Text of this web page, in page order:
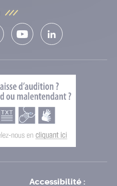
Accessibilité :